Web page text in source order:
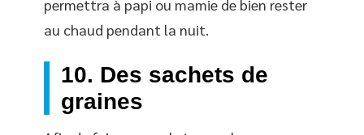
permettra à papi ou mamie de bien rester
au chaud pendant la nuit.
10. Des sachets de
graines